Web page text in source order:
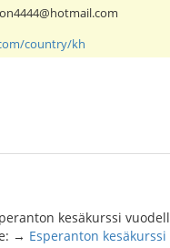
country/kh
kesäkurssi
→ Esperanton kesäkurssi